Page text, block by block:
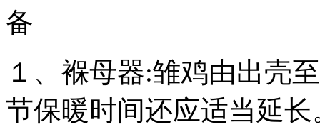
备
１、褓母器:雏鸡由出壳
节保暖时间还应适当延